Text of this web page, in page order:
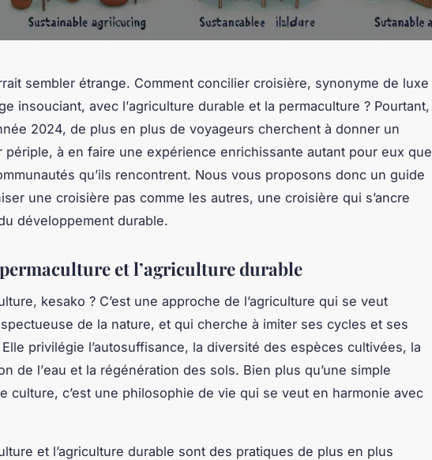
sembler étrange. Comment concilier croisière, synonyme de luxe
insouciant, avec l’agriculture durable et la permaculture ? Pourtant,
2024, de plus en plus de voyageurs cherchent à donner un
périple, à en faire une expérience enrichissante autant pour eux que
qu’ils rencontrent. Nous vous proposons donc un guide
une croisière pas comme les autres, une croisière qui s’ancre
développement durable.
et l’agriculture durable
kesako ? C’est une approche de l’agriculture qui se veut
de la nature, et qui cherche à imiter ses cycles et ses
privilégie l’autosuffisance, la diversité des espèces cultivées, la
de l’eau et la régénération des sols. Bien plus qu’une simple
culture, c’est une philosophie de vie qui se veut en harmonie avec
et l’agriculture durable sont des pratiques de plus en plus